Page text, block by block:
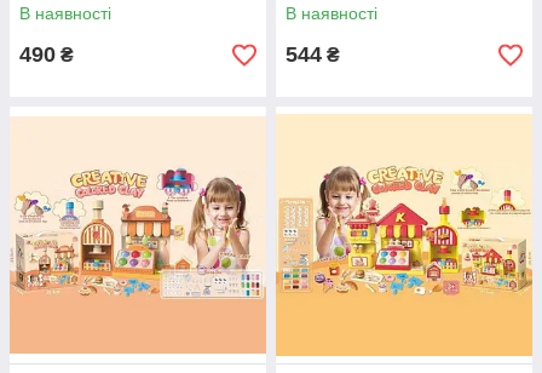
В наявності
490 ₴
В наявності
544 ₴